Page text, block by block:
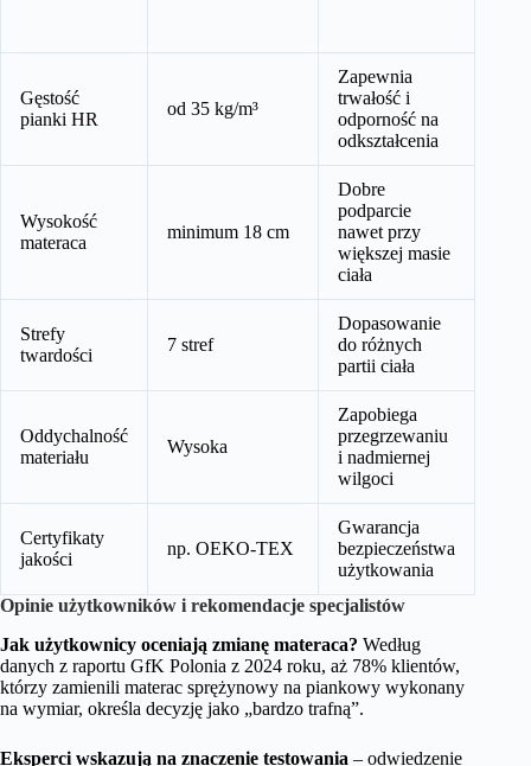
Gęstość
pianki HR
od 35 kg/m³
Zapewnia
trwałość i
odporność na
odkształcenia
Wysokość
materaca
minimum 18 cm
Dobre
podparcie
nawet przy
większej masie
ciała
Strefy
twardości
7 stref
Dopasowanie
do różnych
partii ciała
Oddychalność
materiału
Wysoka
Zapobiega
przegrzewaniu
i nadmiernej
wilgoci
Certyfikaty
jakości
np. OEKO-TEX
Gwarancja
bezpieczeństwa
użytkowania
Opinie użytkowników i rekomendacje specjalistów
Jak użytkownicy oceniają zmianę materaca? Według
danych z raportu GfK Polonia z 2024 roku, aż 78% klientów,
którzy zamienili materac sprężynowy na piankowy wykonany
na wymiar, określa decyzję jako „bardzo trafną”.
Eksperci wskazują na znaczenie testowania – odwiedzenie